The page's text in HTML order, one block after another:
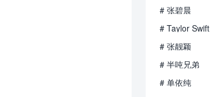
# 张碧晨
# Taylor Swift
# 张靓颖
# 半吨兄弟
# 单依纯